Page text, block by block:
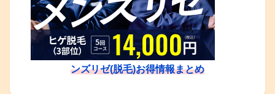
ンズリゼ(脱毛)お得情報まとめ